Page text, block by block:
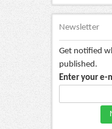
Newsletter
Get notified
published.
Enter your e-